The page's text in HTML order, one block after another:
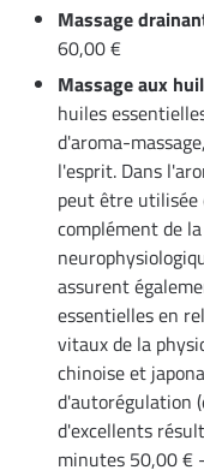
Massage
60,00 €
Massage aux
huiles
d'aroma-
l'esprit. Dans
peut être
complément de
assurent
essentielles en
vitaux de la
chinoise et
d'autorégulation
d'excellents
minutes 50,00 €